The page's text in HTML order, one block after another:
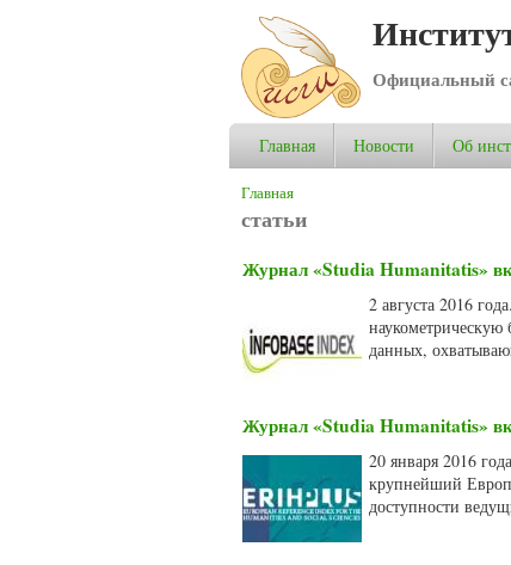
Официальный
Главная Новости Об
Вы здесь
Главная
статьи
Журнал «Studia Humanitatis»
2 августа 2016
наукометрическую
данных,
Журнал «Studia Humanitatis»
20 января 2016
крупнейший
доступности